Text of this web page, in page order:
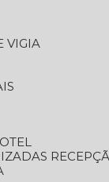
VIGIA